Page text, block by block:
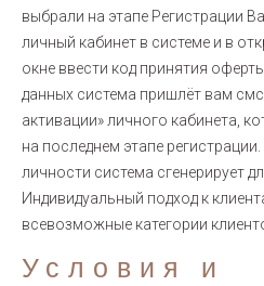
выбрали на этапе Регистрации
личный кабинет в системе и в
окне ввести код принятия
данных система пришлёт вам
активации» личного кабинета,
на последнем этапе
личности система сгенерирует
Индивидуальный подход к
всевозможные категории
Условия и